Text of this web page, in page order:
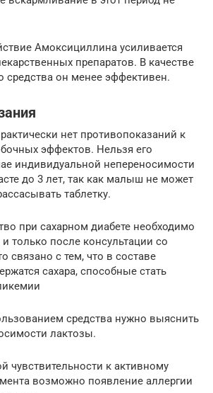
Амоксициллина усиливается
препаратов. В качестве
средства он менее эффективен.
нет противопоказаний к
эффектов. Нельзя его
индивидуальной непереносимости
до 3 лет, так как малыш не может
таблетку.
при сахарном диабете необходимо
только после консультации со
связано с тем, что в составе
сахара, способные стать
средства нужно выяснить
лактозы.
чувствительности к активному
возможно появление аллергии